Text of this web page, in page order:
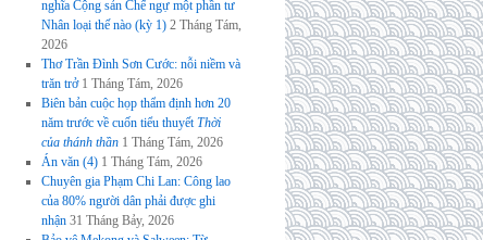
nghĩa Cộng sản Chế ngự một phần tư
Nhân loại thế nào (kỳ 1) 2 Tháng Tám,
2026
Thơ Trần Đình Sơn Cước: nỗi niềm và
trăn trở 1 Tháng Tám, 2026
Biên bản cuộc họp thẩm định hơn 20
năm trước về cuốn tiểu thuyếtThời
của thánh thần 1 Tháng Tám, 2026
Án văn (4) 1 Tháng Tám, 2026
Chuyên gia Phạm Chi Lan: Công lao
của 80% người dân phải được ghi
nhận 31 Tháng Bảy, 2026